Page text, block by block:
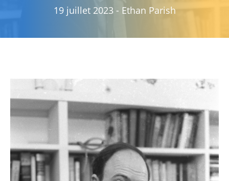
19 juillet 2023 - Ethan Parish